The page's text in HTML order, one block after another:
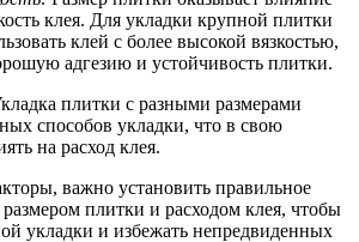
клея. Для укладки крупной плитки
клей с более высокой вязкостью,
адгезию и устойчивость плитки.
плитки с разными размерами
способов укладки, что в свою
на расход клея.
важно установить правильное
плитки и расходом клея, чтобы
укладки и избежать непредвиденных